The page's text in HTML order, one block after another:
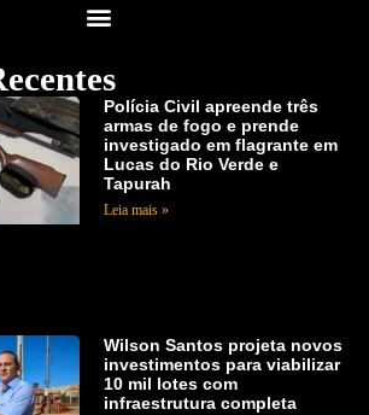
Polícia Civil apreende três
armas de fogo e prende
investigado em flagrante em
Lucas do Rio Verde e
Tapurah
Leia mais »
Wilson Santos projeta novos
investimentos para viabilizar
10 mil lotes com
infraestrutura completa